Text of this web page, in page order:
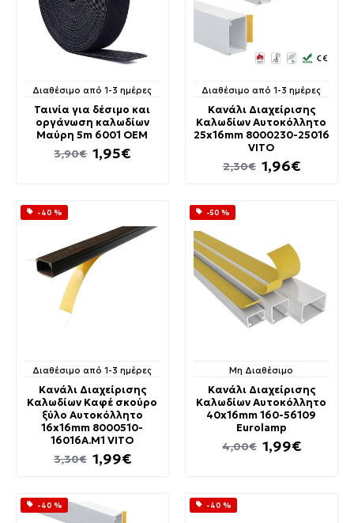
Διαθέσιμο από 1-3 ημέρες
Ταινία για δέσιμο και
οργάνωση καλωδίων
Μαύρη 5m 6001 ΟΕΜ
1,95€
3,90€
Διαθέσιμο από 1-3 ημέρες
Κανάλι Διαχείρισης
Καλωδίων Αυτοκόλλητο
25x16mm 8000230-25016
VITO
1,96€
2,30€
-40 %
Διαθέσιμο από 1-3 ημέρες
Κανάλι Διαχείρισης
Καλωδίων Καφέ σκούρο
ξύλο Αυτοκόλλητο
16x16mm 8000510-
16016A.M1 VITO
1,99€
3,30€
-50 %
Μη Διαθέσιμο
Κανάλι Διαχείρισης
Καλωδίων Αυτοκόλλητο
40x16mm 160-56109
Eurolamp
1,99€
4,00€
-40 % -40 %